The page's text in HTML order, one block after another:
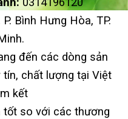
Bình Hưng Hòa, TP.
đến các dòng sản
chất lượng tại Việt
kết
tốt so với các thương